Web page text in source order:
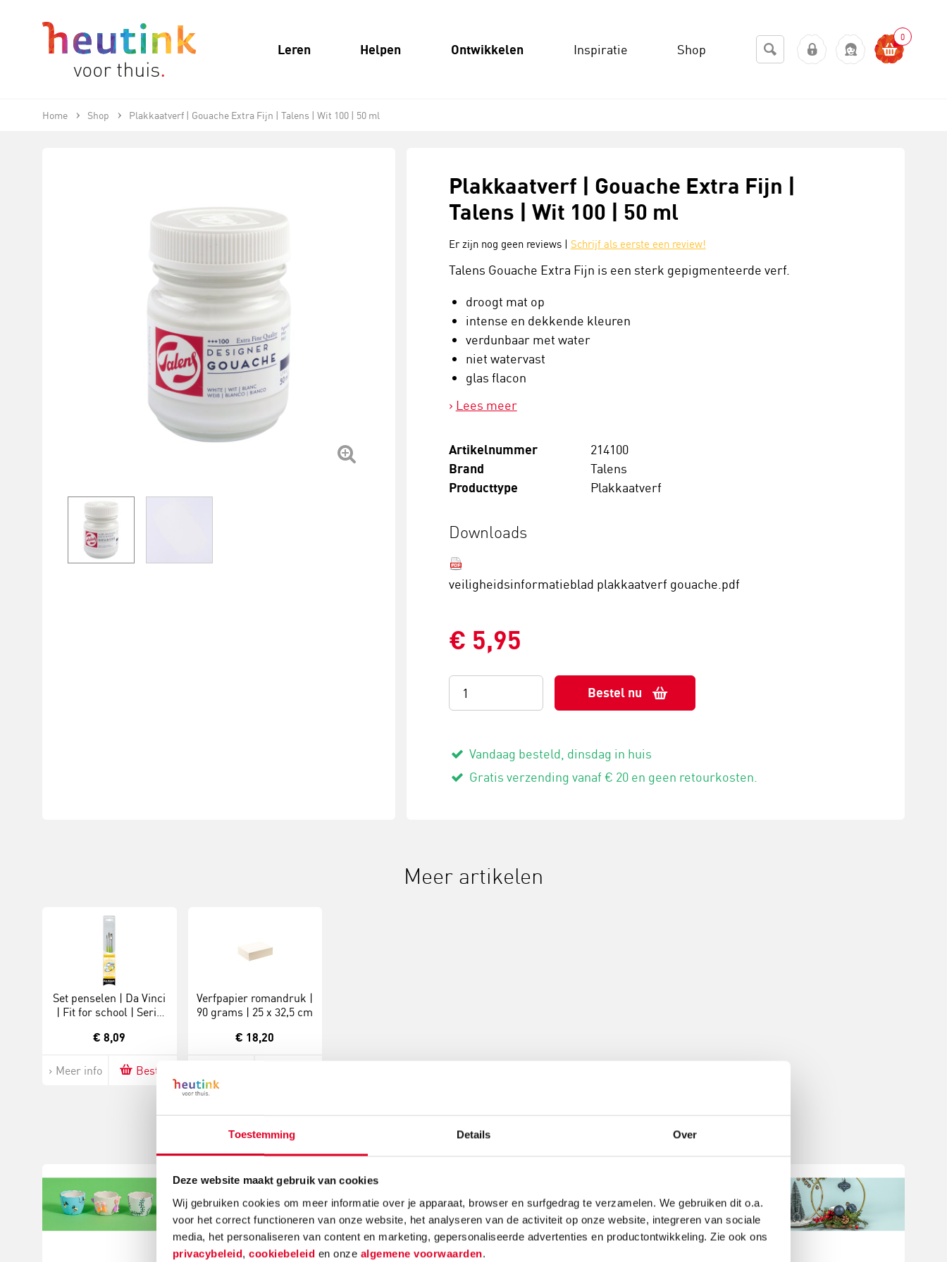
Toestemming Details Over
Deze website maakt gebruik van cookies
Wij gebruiken cookies om meer informatie over je apparaat, browser en surfgedrag te verzamelen. We gebruiken dit o.a.
voor het correct functioneren van onze website, het analyseren van de activiteit op onze website, integreren van sociale
media, het personaliseren van content en marketing, gepersonaliseerde advertenties en productontwikkeling. Zie ook ons
privacybeleid, cookiebeleid en onze algemene voorwaarden.
Leren Helpen Ontwikkelen Inspiratie Shop
0
Home Shop Plakkaatverf | Gouache Extra Fijn | Talens | Wit 100 | 50 ml
Plakkaatverf | Gouache Extra Fijn |
Talens | Wit 100 | 50 ml
Er zijn nog geen reviews | Schrijf als eerste een review!
Talens Gouache Extra Fijn is een sterk gepigmenteerde verf.
droogt mat op
intense en dekkende kleuren
verdunbaar met water
niet watervast
glas flacon
Lees meer
Artikelnummer 214100
Brand Talens
Producttype Plakkaatverf
Downloads
veiligheidsinformatieblad plakkaatverf gouache.pdf
€ 5,95
Bestel nu
Vandaag besteld, dinsdag in huis
Gratis verzending vanaf € 20 en geen retourkosten.
Meer artikelen
Set penselen | Da Vinci
| Fit for school | Serie
€ 8,09
Meer info Bestel
Verfpapier romandruk |
90 grams | 25 x 32,5 cm
€ 18,20
Gerelateerde nieuwsberichten